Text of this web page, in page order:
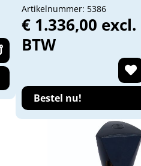
Artikelnummer: 5386
€ 1.336,00 excl.
BTW
Bestel nu!